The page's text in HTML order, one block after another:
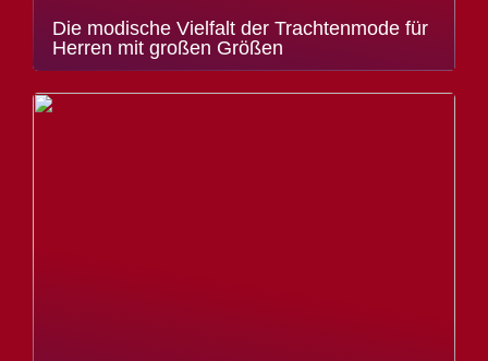
Die modische Vielfalt der Trachtenmode für
Herren mit großen Größen